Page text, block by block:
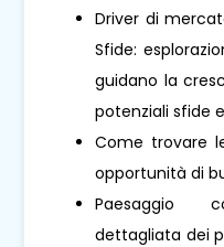
Driver di
Sfide:
guidano la
potenziali sfide
Come trovare
opportunità di
Paesaggio
dettagliata dei